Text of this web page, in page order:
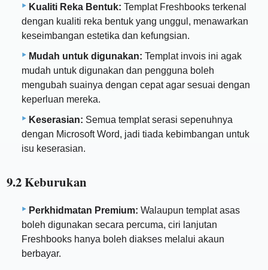
Kualiti Reka Bentuk: Templat Freshbooks terkenal
dengan kualiti reka bentuk yang unggul, menawarkan
keseimbangan estetika dan kefungsian.
Mudah untuk digunakan: Templat invois ini agak
mudah untuk digunakan dan pengguna boleh
mengubah suainya dengan cepat agar sesuai dengan
keperluan mereka.
Keserasian: Semua templat serasi sepenuhnya
dengan Microsoft Word, jadi tiada kebimbangan untuk
isu keserasian.
9.2 Keburukan
Perkhidmatan Premium: Walaupun templat asas
boleh digunakan secara percuma, ciri lanjutan
Freshbooks hanya boleh diakses melalui akaun
berbayar.